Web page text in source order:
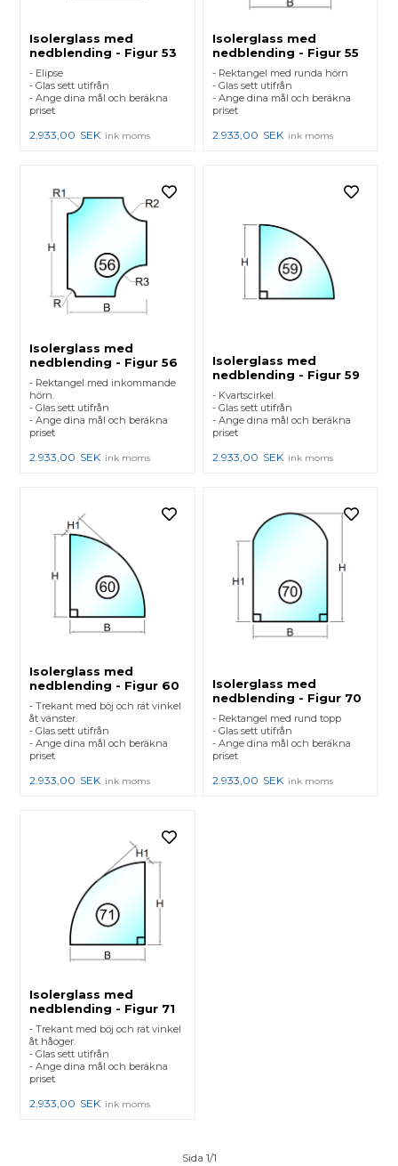
Isolerglass med
nedblending - Figur 53
- Elipse
- Glas sett utifrån
- Ange dina mål och beräkna
priset
2.933,00 SEK ink moms
Isolerglass med
nedblending - Figur 55
- Rektangel med runda hörn
- Glas sett utifrån
- Ange dina mål och beräkna
priset
2.933,00 SEK ink moms
Isolerglass med
nedblending - Figur 56
- Rektangel med inkommande
hörn.
- Glas sett utifrån
- Ange dina mål och beräkna
priset
2.933,00 SEK ink moms
Isolerglass med
nedblending - Figur 59
- Kvartscirkel.
- Glas sett utifrån
- Ange dina mål och beräkna
priset
2.933,00 SEK ink moms
Isolerglass med
nedblending - Figur 60
- Trekant med böj och rät vinkel
åt vänster.
- Glas sett utifrån
- Ange dina mål och beräkna
priset
2.933,00 SEK ink moms
Isolerglass med
nedblending - Figur 70
- Rektangel med rund topp
- Glas sett utifrån
- Ange dina mål och beräkna
priset
2.933,00 SEK ink moms
Isolerglass med
nedblending - Figur 71
- Trekant med böj och rät vinkel
åt håoger.
- Glas sett utifrån
- Ange dina mål och beräkna
priset
2.933,00 SEK ink moms
Sida 1/1